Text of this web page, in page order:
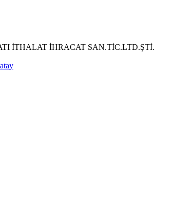
İTHALAT İHRACAT SAN.TİC.LTD.ŞTİ.